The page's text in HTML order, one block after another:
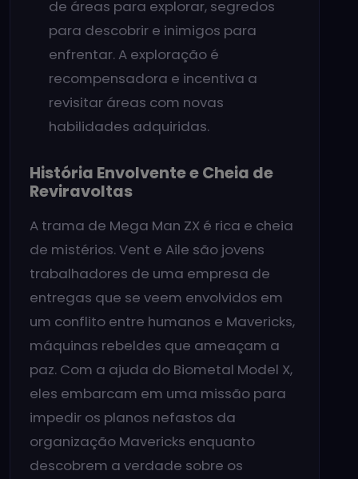
de áreas para explorar, segredos
para descobrir e inimigos para
enfrentar. A exploração é
recompensadora e incentiva a
revisitar áreas com novas
habilidades adquiridas.
História Envolvente e Cheia de
Reviravoltas
A trama de Mega Man ZX é rica e cheia
de mistérios. Vent e Aile são jovens
trabalhadores de uma empresa de
entregas que se veem envolvidos em
um conflito entre humanos e Mavericks,
máquinas rebeldes que ameaçam a
paz. Com a ajuda do Biometal Model X,
eles embarcam em uma missão para
impedir os planos nefastos da
organização Mavericks enquanto
descobrem a verdade sobre os